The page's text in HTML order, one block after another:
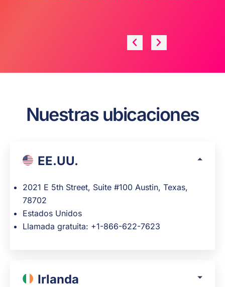
Nuestras ubicaciones
EE.UU.
2021 E 5th Street, Suite #100 Austin, Texas,
78702
Estados Unidos
Llamada gratuita: +1-866-622-7623
Irlanda